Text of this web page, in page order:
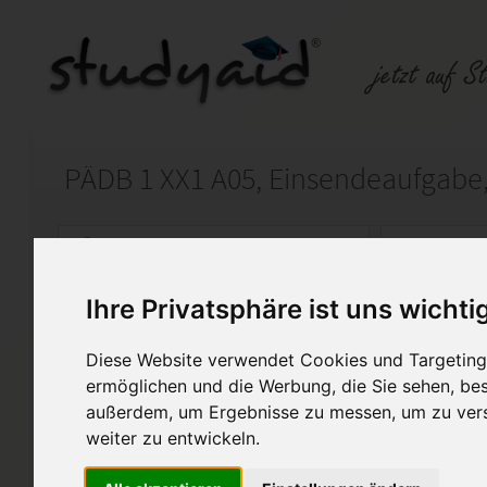
Ihre Privatsphäre ist uns
Diese Website verwendet Cookies und
ermöglichen und die Werbung, die Sie sehen,
außerdem, um Ergebnisse zu messen, um zu
weiter zu entwickeln.
PÄDB 1 XX1 A05,
Auf StudyAid.de verkaufen
Startseite Wirtschaft
Grundfragen der
Ich biete hier meine
genannte Einsendeaufgabe
Note 1 bewertet. Diese